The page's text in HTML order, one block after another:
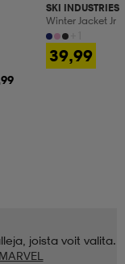
SKI INDUSTRIES
Winter Jacket Jr
39,99
joista voit valita.
MARVEL